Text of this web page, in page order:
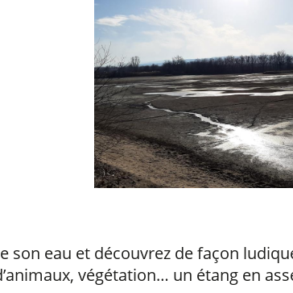
son eau et découvrez de façon
végétation… un étang en